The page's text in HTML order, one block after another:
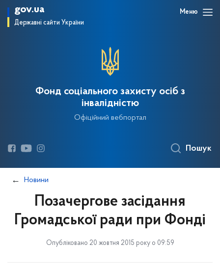
gov.ua
Державні сайти України
Меню
Фонд соціального захисту осіб з
інвалідністю
Офіційний вебпортал
Пошук
Новини
Позачергове засідання
Громадської ради при Фонді
Опубліковано 20 жовтня 2015 року о 09:59